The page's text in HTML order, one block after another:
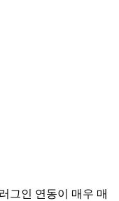
그인 연동이 매우 매